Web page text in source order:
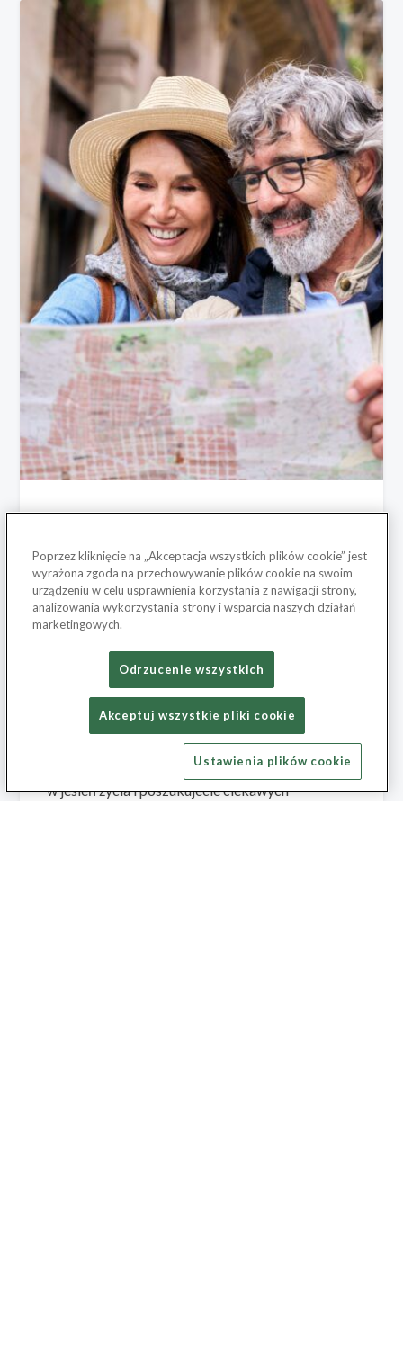
ciekawych wycieczek dla seniorów
na południu Europy
dodane 22 stycznia 2025
Początek roku to dobry czas na planowanie
podróży. Tym razem wyruszamy w rejony, które z
pewnością zainteresują seniorów. Dlatego – jeśli
chcecie zabrać swoich rodziców lub dziadków na
wycieczkę życia, a może sami właśnie wkraczacie
w jesień życia i poszukujecie ciekawych
Poprzez kliknięcie na „Akceptacja wszystkich plików cookie” jest
wyrażona zgoda na przechowywanie plików cookie na swoim
urządzeniu w celu usprawnienia korzystania z nawigacji strony,
analizowania wykorzystania strony i wsparcia naszych działań
marketingowych.
Odrzucenie wszystkich
Akceptuj wszystkie pliki cookie
Ustawienia plików cookie